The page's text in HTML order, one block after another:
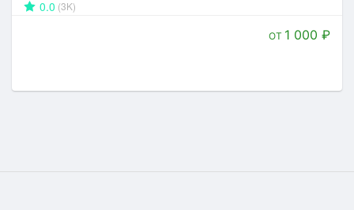
0.0 (3K)
ОТ 1 000 ₽